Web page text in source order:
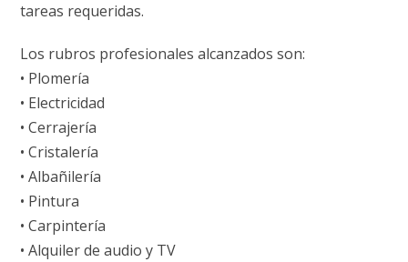
tareas requeridas.
Los rubros profesionales alcanzados son:
• Plomería
• Electricidad
• Cerrajería
• Cristalería
• Albañilería
• Pintura
• Carpintería
• Alquiler de audio y TV